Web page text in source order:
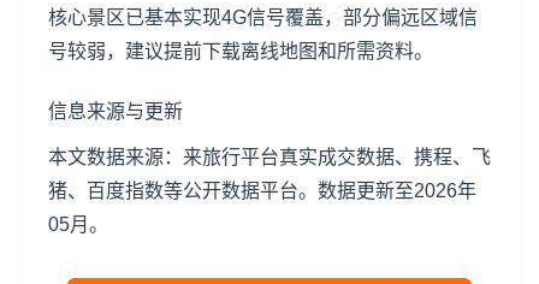
核心景区已基本实现4G信号覆盖，部分偏远区域信
号较弱，建议提前下载离线地图和所需资料。
信息来源与更新
本文数据来源：来旅行平台真实成交数据、携程、飞
猪、百度指数等公开数据平台。数据更新至2026年
05月。